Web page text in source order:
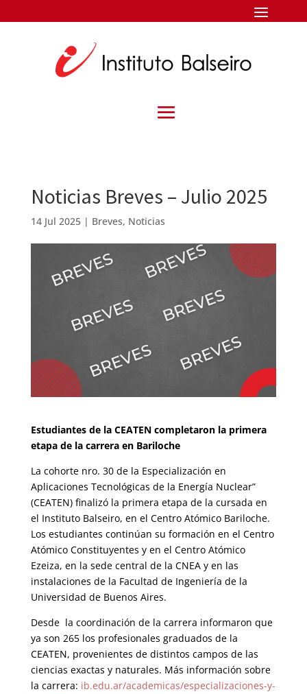
Noticias Breves – Julio 2025
14 Jul 2025| Breves, Noticias
Estudiantes de la CEATEN completaron la primera
etapa de la carrera en Bariloche
La cohorte nro. 30 de la Especialización en
Aplicaciones Tecnológicas de la Energía Nuclear”
(CEATEN) finalizó la primera etapa de la cursada en
el Instituto Balseiro, en el Centro Atómico Bariloche.
Los estudiantes continúan su formación en el Centro
Atómico Constituyentes y en el Centro Atómico
Ezeiza, en la sede central de la CNEA y en las
instalaciones de la Facultad de Ingeniería de la
Universidad de Buenos Aires.
Desde la coordinación de la carrera informaron que
ya son 265 los profesionales graduados de la
CEATEN, provenientes de distintos campos de las
ciencias exactas y naturales. Más información sobre
la carrera: ib.edu.ar/academicas/especializaciones-y-